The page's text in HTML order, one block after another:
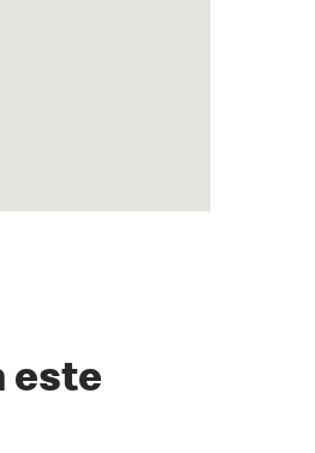
este